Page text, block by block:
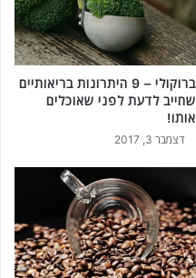
ברוקולי – 9 היתרונות בריאותיים
שחייב לדעת לפני שאוכלים
אותו!
דצמבר 3, 2017